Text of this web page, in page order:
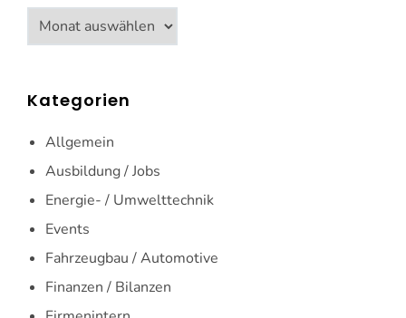
Archiv
Kategorien
Allgemein
Ausbildung / Jobs
Energie- / Umwelttechnik
Events
Fahrzeugbau / Automotive
Finanzen / Bilanzen